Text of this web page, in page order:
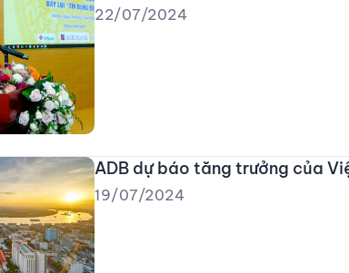
22/07/2024
ADB dự báo tăng trưởng của
19/07/2024